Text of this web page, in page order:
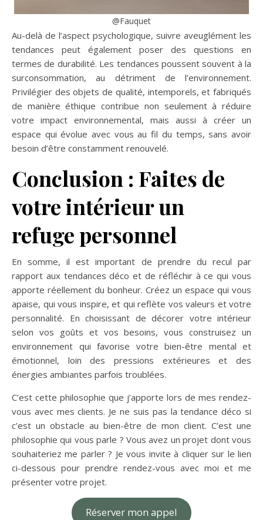
@Fauquet
Au-delà de l’aspect psychologique, suivre aveuglément les
tendances peut également poser des questions en
termes de durabilité. Les tendances poussent souvent à la
surconsommation, au détriment de l’environnement.
Privilégier des objets de qualité, intemporels, et fabriqués
de manière éthique contribue non seulement à réduire
votre impact environnemental, mais aussi à créer un
espace qui évolue avec vous au fil du temps, sans avoir
besoin d’être constamment renouvelé.
Conclusion : Faites de
votre intérieur un
refuge personnel
En somme, il est important de prendre du recul par
rapport aux tendances déco et de réfléchir à ce qui vous
apporte réellement du bonheur. Créez un espace qui vous
apaise, qui vous inspire, et qui reflète vos valeurs et votre
personnalité. En choisissant de décorer votre intérieur
selon vos goûts et vos besoins, vous construisez un
environnement qui favorise votre bien-être mental et
émotionnel, loin des pressions extérieures et des
énergies ambiantes parfois troublées.
C’est cette philosophie que j’apporte lors de mes rendez-
vous avec mes clients. Je ne suis pas la tendance déco si
c’est un obstacle au bien-être de mon client. C’est une
philosophie qui vous parle ? Vous avez un projet dont vous
souhaiteriez me parler ? Je vous invite à cliquer sur le lien
ci-dessous pour prendre rendez-vous avec moi et me
présenter votre projet.
Réserver mon appel